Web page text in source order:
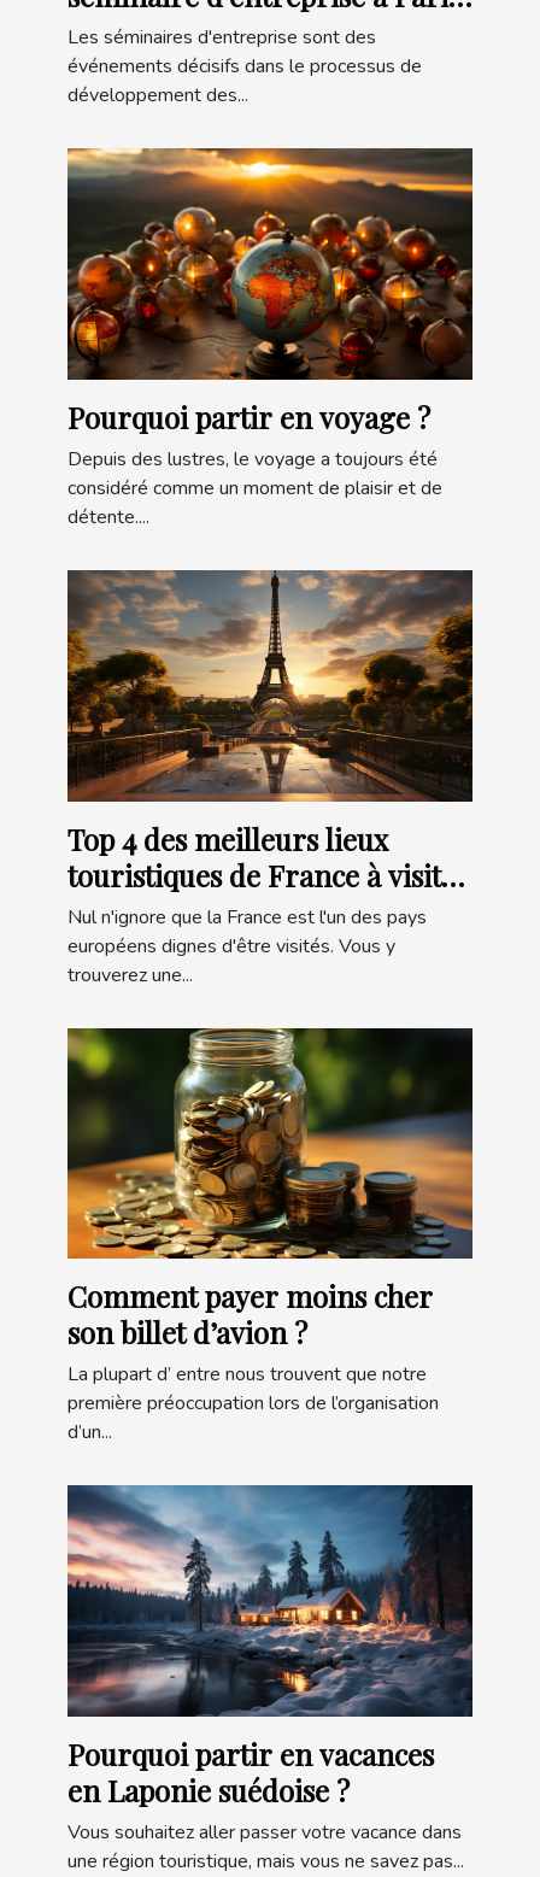
?
Les séminaires d'entreprise sont des
événements décisifs dans le processus de
développement des...
Pourquoi partir en voyage ?
Depuis des lustres, le voyage a toujours été
considéré comme un moment de plaisir et de
détente....
Top 4 des meilleurs lieux
touristiques de France à visiter
en 2022
Nul n'ignore que la France est l'un des pays
européens dignes d'être visités. Vous y
trouverez une...
Comment payer moins cher
son billet d’avion ?
La plupart d’ entre nous trouvent que notre
première préoccupation lors de l’organisation
d’un...
Pourquoi partir en vacances
en Laponie suédoise ?
Vous souhaitez aller passer votre vacance dans
une région touristique, mais vous ne savez pas...